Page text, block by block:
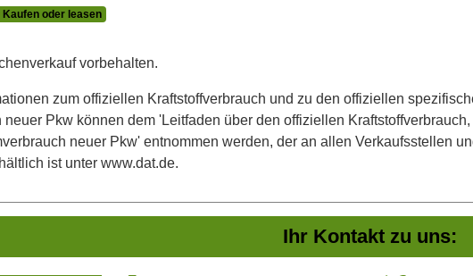
oder leasen
vorbehalten.
zum offiziellen Kraftstoffverbrauch und zu den offiziellen
neuer Pkw können dem 'Leitfaden über den offiziellen
neuer Pkw' entnommen werden, der an allen Verkaufsstellen
ist unter www.dat.de.
Ihr Kontakt zu uns: